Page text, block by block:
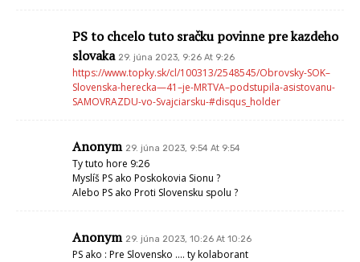
PS to chcelo tuto sračku povinne pre kazdeho
slovaka 29. júna 2023, 9:26 At 9:26
https://www.topky.sk/cl/100313/2548545/Obrovsky-SOK–
Slovenska-herecka—41–je-MRTVA–podstupila-asistovanu-
SAMOVRAZDU-vo-Svajciarsku-#disqus_holder
Anonym 29. júna 2023, 9:54 At 9:54
Ty tuto hore 9:26
Myslíš PS ako Poskokovia Sionu ?
Alebo PS ako Proti Slovensku spolu ?
Anonym 29. júna 2023, 10:26 At 10:26
PS ako : Pre Slovensko …. ty kolaborant